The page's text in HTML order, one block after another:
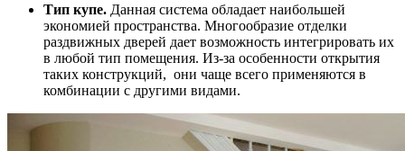
Тип купе. Данная система обладает наибольшей
экономией пространства. Многообразие отделки
раздвижных дверей дает возможность интегрировать их
в любой тип помещения. Из-за особенности открытия
таких конструкций, они чаще всего применяются в
комбинации с другими видами.